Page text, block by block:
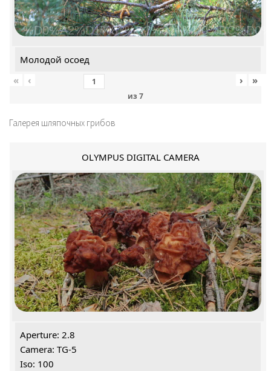
Молодой осоед
«
‹
из 7
› »
Галерея шляпочных грибов
OLYMPUS DIGITAL CAMERA
Aperture: 2.8
Camera: TG-5
Iso: 100